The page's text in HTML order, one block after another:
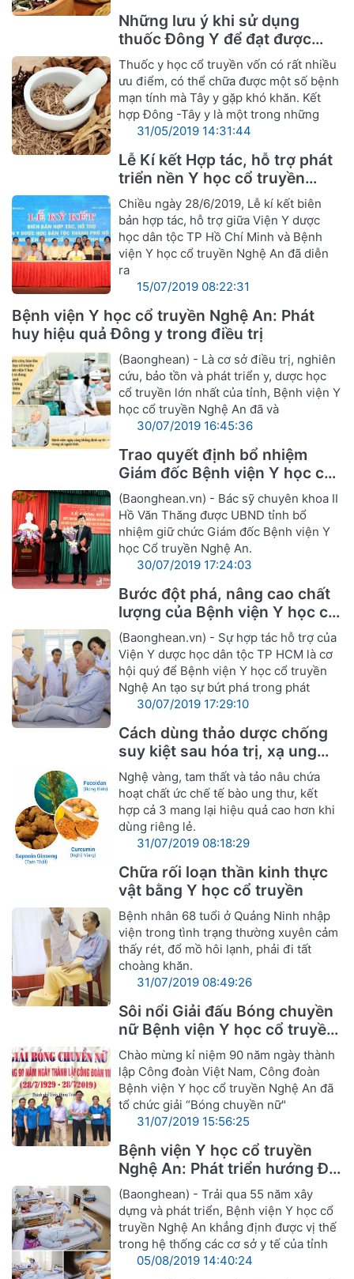
Những lưu ý khi sử dụng
thuốc Đông Y để đạt được
hiệu quả tốt nhất
Thuốc y học cổ truyền vốn có rất nhiều
ưu điểm, có thể chữa được một số bệnh
mạn tính mà Tây y gặp khó khăn. Kết
hợp Đông -Tây y là một trong những
31/05/2019 14:31:44
Lễ Kí kết Hợp tác, hỗ trợ phát
triển nền Y học cổ truyền
Nghệ An
Chiều ngày 28/6/2019, Lễ kí kết biên
bản hợp tác, hỗ trợ giữa Viện Y dược
học dân tộc TP Hồ Chí Minh và Bệnh
viện Y học cổ truyền Nghệ An đã diễn
ra
15/07/2019 08:22:31
Bệnh viện Y học cổ truyền Nghệ An: Phát
huy hiệu quả Đông y trong điều trị
(Baonghean) - Là cơ sở điều trị, nghiên
cứu, bảo tồn và phát triển y, dược học
cổ truyền lớn nhất của tỉnh, Bệnh viện Y
học cổ truyền Nghệ An đã và
30/07/2019 16:45:36
Trao quyết định bổ nhiệm
Giám đốc Bệnh viện Y học cổ
truyền Nghệ An
(Baonghean.vn) - Bác sỹ chuyên khoa II
Hồ Văn Thăng được UBND tỉnh bổ
nhiệm giữ chức Giám đốc Bệnh viện Y
học Cổ truyền Nghệ An.
30/07/2019 17:24:03
Bước đột phá, nâng cao chất
lượng của Bệnh viện Y học cổ
truyền Nghệ An
(Baonghean.vn) - Sự hợp tác hỗ trợ của
Viện Y dược học dân tộc TP HCM là cơ
hội quý để Bệnh viện Y học cổ truyền
Nghệ An tạo sự bứt phá trong phát
30/07/2019 17:29:10
Cách dùng thảo dược chống
suy kiệt sau hóa trị, xạ ung
thư
Nghệ vàng, tam thất và tảo nâu chứa
hoạt chất ức chế tế bào ung thư, kết
hợp cả 3 mang lại hiệu quả cao hơn khi
dùng riêng lẻ.
31/07/2019 08:18:29
Chữa rối loạn thần kinh thực
vật bằng Y học cổ truyền
Bệnh nhân 68 tuổi ở Quảng Ninh nhập
viện trong tình trạng thường xuyên cảm
thấy rét, đổ mồ hôi lạnh, phải đi tất
choàng khăn.
31/07/2019 08:49:26
Sôi nổi Giải đấu Bóng chuyền
nữ Bệnh viện Y học cổ truyền
Nghệ An
Chào mừng kỉ niệm 90 năm ngày thành
lập Công đoàn Việt Nam, Công đoàn
Bệnh viện Y học cổ truyền Nghệ An đã
tổ chức giải “Bóng chuyền nữ"
31/07/2019 15:56:25
Bệnh viện Y học cổ truyền
Nghệ An: Phát triển hướng Đa
khoa Y, Dược cổ truyền
(Baonghean) - Trải qua 55 năm xây
dựng và phát triển, Bệnh viện Y học cổ
truyền Nghệ An khẳng định được vị thế
trong hệ thống các cơ sở y tế của tỉnh
05/08/2019 14:40:24